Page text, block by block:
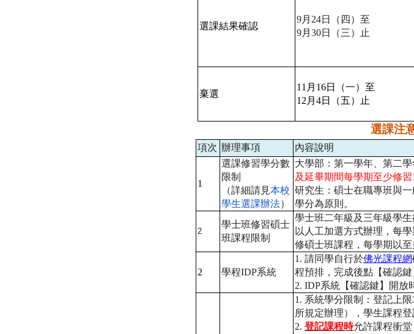
選課結果確認
9月 24日（四）至
9月 30日（三）止
棄選
11 月 16日（一）至
12 月 4日（五）止
選課注
項次 辦理事項 內容說明
1
選課修習學分數
限制
（詳細請見本校
學生選課辦法）
大學部：第一學年、第二
及延畢期間每學期至少修習
研究生：碩士在職專班與
學分為原則。
2
學士班修習碩士
班課程限制
學士班二年級及三年級學生
以人工加選方式辦理， 每
修碩士班課程， 每學期以至
2 學程IDP系統
1. 請同學自行於佛光課程網
程預排，完成後點【確認鍵
2. IDP系統【確認鍵】開放
1. 系統學分限制：登記上限
所規定辦理），學生課程登
2. 登記課程時允許課程衝堂